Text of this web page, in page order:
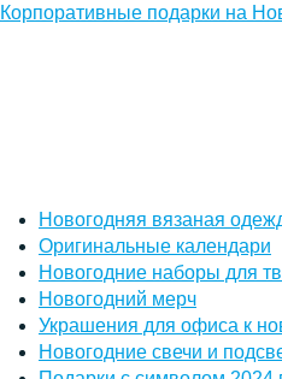
Корпоративные подарки на
Новогодняя вязаная
Оригинальные календари
Новогодние наборы для
Новогодний мерч
Украшения для офиса к
Новогодние свечи и